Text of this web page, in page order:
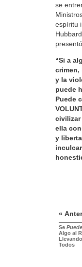
se
espíritu
“Si a
crimen,
y la
puede
Puede
civilizar
ella
y
«
Se Puede
Algo al
Todos